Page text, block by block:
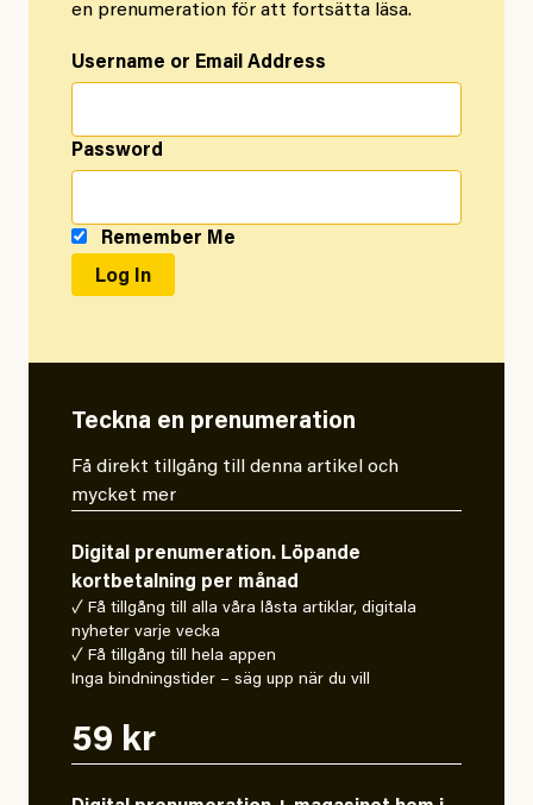
en prenumeration för att fortsätta läsa.
Username or Email Address
Password
Remember Me
Teckna en prenumeration
Få direkt tillgång till denna artikel och
mycket mer
Digital prenumeration. Löpande
kortbetalning per månad
✓ Få tillgång till alla våra låsta artiklar, digitala
nyheter varje vecka
✓ Få tillgång till hela appen
Inga bindningstider – säg upp när du vill
59 kr